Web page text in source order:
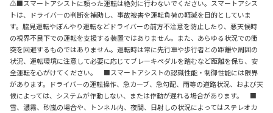
⚠■スマートアシストに頼った運転は絶対に行わないでください。スマートアシス
トは、ドライバーの判断を補助し、事故被害や運転負荷の軽減を目的としていま
す。脇見運転やぼんやり運転などドライバーの前方不注意を防止したり、悪天候時
の視界不良下での運転を支援する装置ではありません。また、あらゆる状況での衝
突を回避するものではありません。運転時は常に先行車や歩行者との距離や周囲の
状況、運転環境に注意して必要に応じてブレーキペダルを踏むなど距離を保ち、安
全運転を心がけてください。 ■スマートアシストの認識性能・制御性能には限界
があります。ドライバーの運転操作、急カーブ、急勾配、雨等の道路状況、および天
候によっては、システムが作動しない、または作動が遅れる場合があります。 ■
雪、濃霧、砂嵐の場合や、トンネル内、夜間、日射しの状況によってはステレオカ